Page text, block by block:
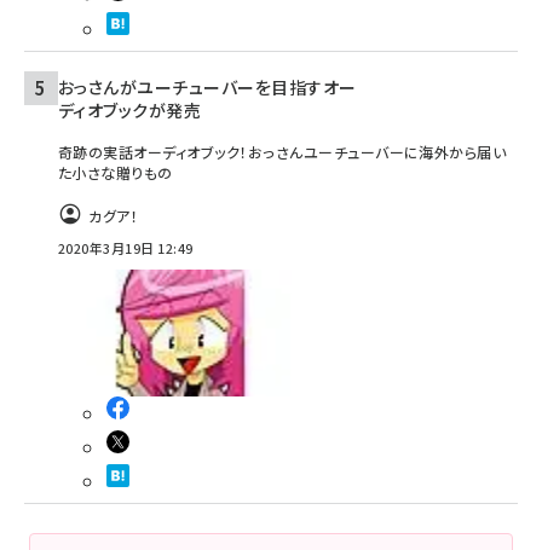
おっさんがユーチューバーを目指すオー
ディオブックが発売
奇跡の実話オーディオブック！おっさんユーチューバーに海外から届い
た小さな贈りもの
カグア！
2020年3月19日 12:49